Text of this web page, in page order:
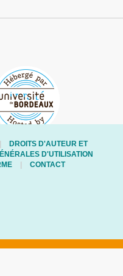
DROITS D'AUTEUR ET
D'UTILISATION
CONTACT